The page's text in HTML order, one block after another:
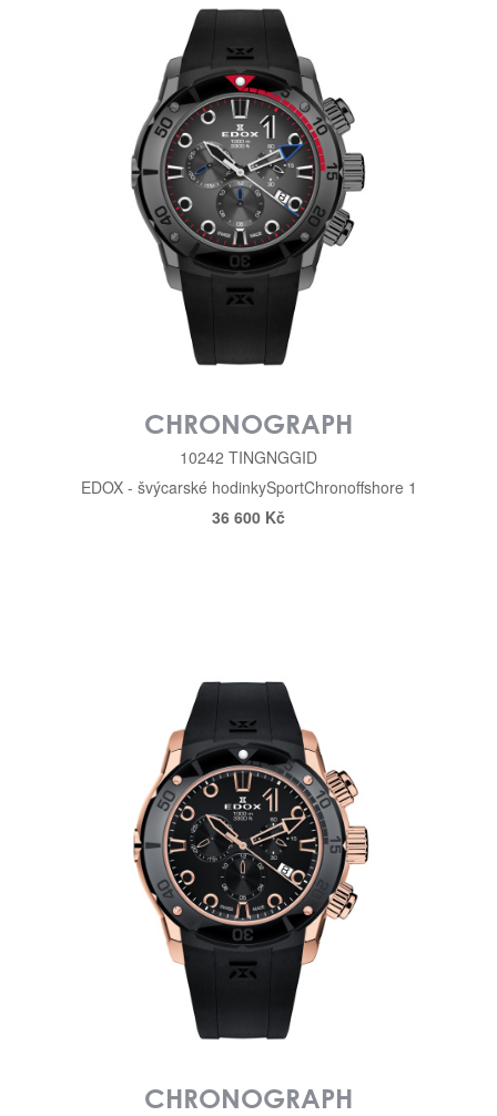
CHRONOGRAPH
10242 TINGNGGID
EDOX - švýcarské hodinkySportChronoffshore 1
36 600 Kč
CHRONOGRAPH